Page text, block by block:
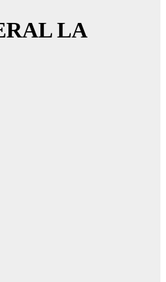
LA